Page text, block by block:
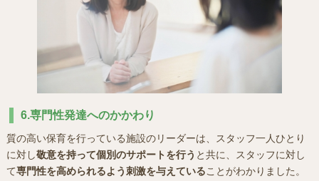
6.専門性発達へのかかわり
質の高い保育を行っている施設のリーダーは、スタッフ一人ひとり
に対し敬意を持って個別のサポートを行う と共に、スタッフに対し
て専門性を高められるよう刺激を与えていることがわかりました。